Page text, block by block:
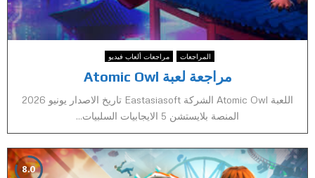
المراجعات مراجعات ألعاب فيديو
مراجعة لعبة Atomic Owl
اللعبة Atomic Owl الشركة Eastasiasoft تاريخ الاصدار يونيو 2026
المنصة بلايستشن 5 الايجابيات السلبيات...
8.0